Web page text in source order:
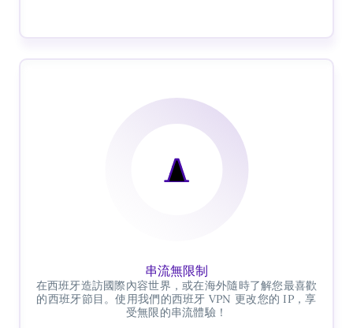
串流無限制
在西班牙造訪國際內容世界，或在海外隨時了解您最喜歡
的西班牙節目。使用我們的西班牙 VPN 更改您的 IP，享
受無限的串流體驗！